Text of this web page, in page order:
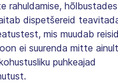
rahuldamise, hõlbustades
dispetšereid
mis muudab
ei suurenda mitte ainult
puhkeajad